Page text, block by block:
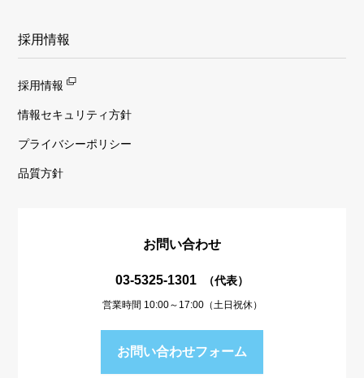
採用情報
採用情報
情報セキュリティ方針
プライバシーポリシー
品質方針
お問い合わせ
03-5325-1301 （代表）
営業時間 10:00～17:00（土日祝休）
お問い合わせフォーム